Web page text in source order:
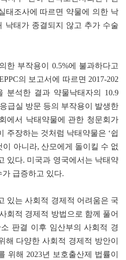
태조사에 따르면 약물에 의한 낙
낙태가 종결되지 않고 추가 수술
한 부작용이 0.5%에 불과하다고
의 보고서에 따르면 2017-202
분석한 결과 약물낙태자의 10.9
급실 방문 등의 부작용이 발생한
에서 낙태약물에 관한 청문회가
주장하는 것처럼 낙태약물은 ‘쉽
이 아니라, 산모에게 돌이킬 수 없
있다. 미국과 영국에서는 낙태약
급증하고 있다.
있는 사회적 경제적 어려움은 국
회적 경제적 방법으로 함께 풀어
판결 이후 임산부의 사회적 경
해 다양한 사회적 경제적 방안이
위해 2023년 보호출산제 법률이